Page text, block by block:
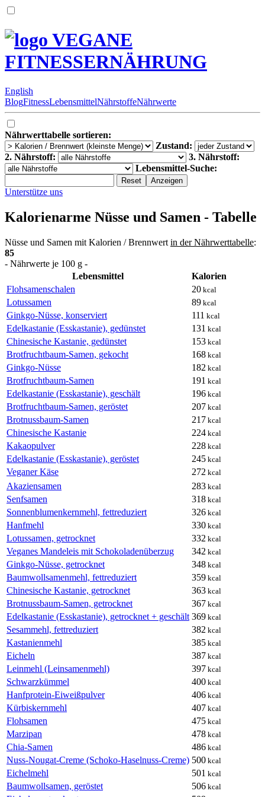
VEGANE
FITNESSERNÄHRUNG
English
BlogFitnessLebensmittelNährstoffeNährwerte
Nährwerttabelle sortieren:
Zustand:
2. Nährstoff:
3. Nährstoff:
Lebensmittel-Suche:
Unterstütze uns
Kalorienarme Nüsse und Samen - Tabelle
Nüsse und Samen mit Kalorien / Brennwert in der Nährwerttabelle:
85
- Nährwerte je 100 g -
Lebensmittel
Kalorien
Flohsamenschalen
20 kcal
Lotussamen 89 kcal
Ginkgo-Nüsse, konserviert 111 kcal
Edelkastanie (Esskastanie), gedünstet 131 kcal
Chinesische Kastanie, gedünstet 153 kcal
Brotfruchtbaum-Samen, gekocht 168 kcal
Ginkgo-Nüsse 182 kcal
Brotfruchtbaum-Samen 191 kcal
Edelkastanie (Esskastanie), geschält 196 kcal
Brotfruchtbaum-Samen, geröstet 207 kcal
Brotnussbaum-Samen 217 kcal
Chinesische Kastanie 224 kcal
Kakaopulver 228 kcal
Edelkastanie (Esskastanie), geröstet 245 kcal
Veganer Käse 272 kcal
Akaziensamen 283 kcal
Senfsamen 318 kcal
Sonnenblumenkernmehl, fettreduziert 326 kcal
Hanfmehl 330 kcal
Lotussamen, getrocknet 332 kcal
Veganes Mandeleis mit Schokoladenüberzug 342 kcal
Ginkgo-Nüsse, getrocknet 348 kcal
Baumwollsamenmehl, fettreduziert 359 kcal
Chinesische Kastanie, getrocknet 363 kcal
Brotnussbaum-Samen, getrocknet 367 kcal
Edelkastanie (Esskastanie), getrocknet + geschält 369 kcal
Sesammehl, fettreduziert 382 kcal
Kastanienmehl 385 kcal
Eicheln 387 kcal
Leinmehl (Leinsamenmehl) 397 kcal
Schwarzkümmel 400 kcal
Hanfprotein-Eiweißpulver 406 kcal
Kürbiskernmehl 407 kcal
Flohsamen 475 kcal
Marzipan 478 kcal
Chia-Samen 486 kcal
Nuss-Nougat-Creme (Schoko-Haselnuss-Creme) 500 kcal
Eichelmehl 501 kcal
Baumwollsamen, geröstet 506 kcal